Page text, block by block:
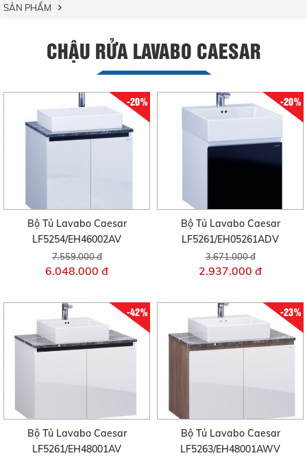
SẢN PHẨM
CHẬU RỬA LAVABO CAESAR
-20%
Bộ Tủ Lavabo Caesar
LF5254/EH46002AV
7.559.000 đ
6.048.000 đ
-20%
Bộ Tủ Lavabo Caesar
LF5261/EH05261ADV
3.671.000 đ
2.937.000 đ
-42%
Bộ Tủ Lavabo Caesar
LF5261/EH48001AV
-23%
Bộ Tủ Lavabo Caesar
LF5263/EH48001AWV